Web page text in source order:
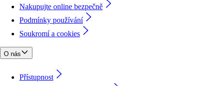
Nakupujte online bezpečně
Podmínky používání
Soukromí a cookies
O nás
Přístupnost